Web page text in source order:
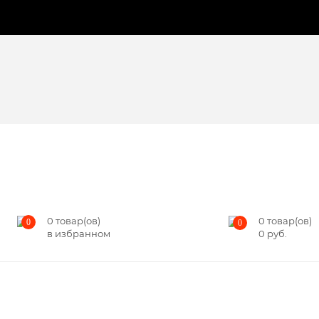
0 0 товар(ов)
в избранном
0 0 товар(ов)
0 руб.